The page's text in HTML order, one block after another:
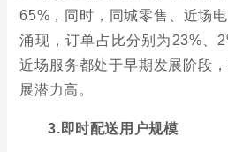
65%，同时，同城零售、近场
涌现，订单占比分别为23%、
近场服务都处于早期发展阶段
展潜力高。
3.即时配送用户规模